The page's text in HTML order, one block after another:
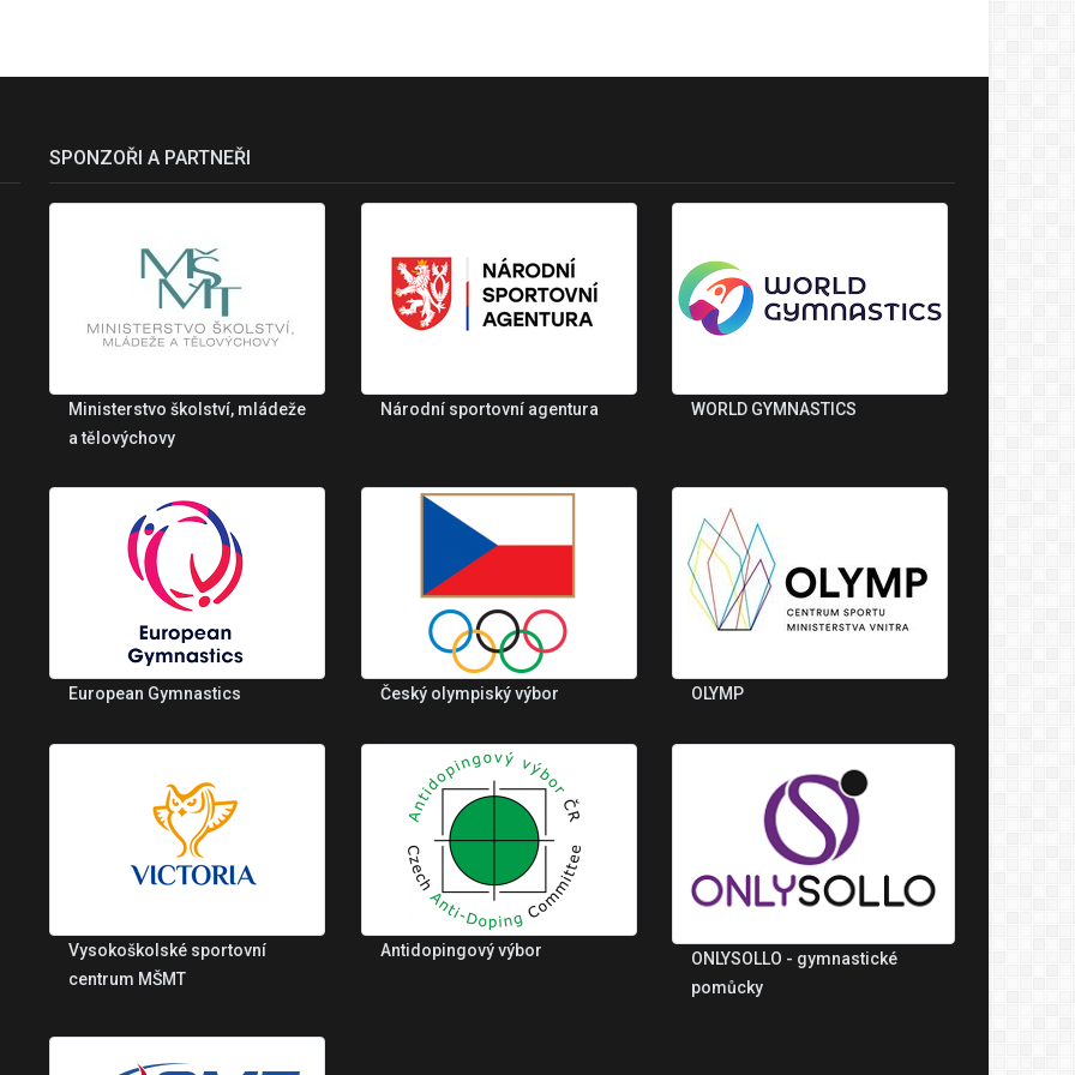
SPONZOŘI A PARTNEŘI
Ministerstvo školství, mládeže
a tělovýchovy
Národní sportovní agentura WORLD GYMNASTICS
European Gymnastics Český olympiský výbor OLYMP
Vysokoškolské sportovní
centrum MŠMT
Antidopingový výbor
ONLYSOLLO - gymnastické
pomůcky